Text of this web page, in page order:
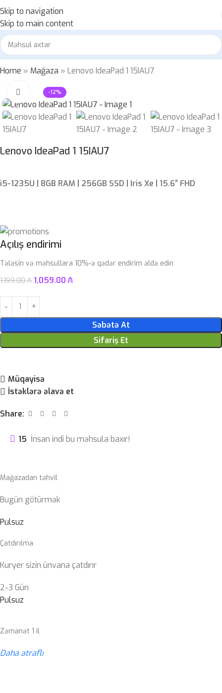
Skip to navigation
Skip to main content
Home » Mağaza » Lenovo IdeaPad 1 15IAU7
-12%
Böyütmək üçün klikləyin
Lenovo IdeaPad 1 15IAU7
i5-1235U | 8GB RAM | 256GB SSD | Iris Xe | 15.6″ FHD
Açılış endirimi
Tələsin və məhsullara 10%-ə qədər endirim əldə edin
1,199.00₼ 1,059.00 ₼
Səbətə At
Sifariş Et
Müqayisə
İstəklərə əlavə et
Share:
15 İnsan indi bu məhsula baxır!
Mağazadan təhvil
Bugün götürmək
Pulsuz
Çatdırılma
Kuryer sizin ünvana çatdırır
2-3 Gün
Pulsuz
Zəmanət 1 il
Daha ətraflı